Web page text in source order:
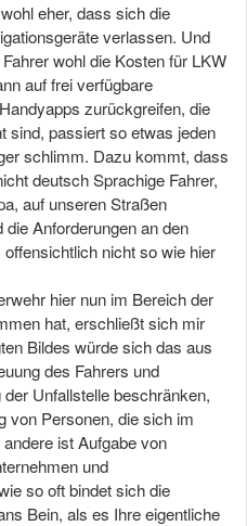
eher, dass sich die
verlassen. Und
wohl die Kosten für LKW
auf frei verfügbare
zurückgreifen, die
sind, passiert so etwas jeden
schlimm. Dazu kommt, dass
deutsch Sprachige Fahrer,
auf unseren Straßen
Anforderungen an den
nicht so wie hier
hier nun im Bereich der
hat, erschließt sich mir
Bildes würde sich das aus
des Fahrers und
Unfallstelle beschränken,
von Personen, die sich im
ist Aufgabe von
und
so oft bindet sich die
Bein, als es Ihre eigentliche